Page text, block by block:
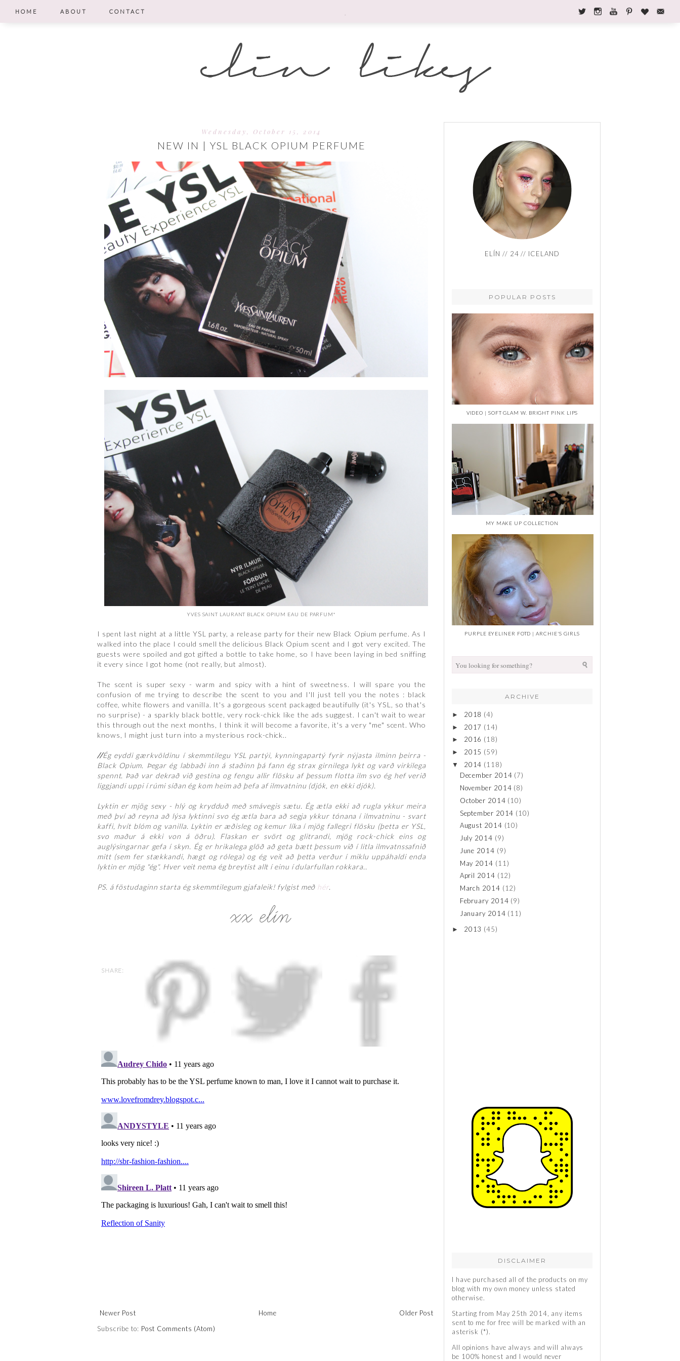
HOME ABOUT CONTACT
Wednesday, October 15, 2014
NEW IN | YSL BLACK OPIUM PERFUME
YVES SAINT LAURANT BLACK OPIUM EAU DE PARFUM*
I spent last night at a little YSL party, a release party for their new Black Opium perfume. As I
walked into the place I could smell the delicious Black Opium scent and I got very excited. The
guests were spoiled and got gifted a bottle to take home, so I have been laying in bed sniffing
it every since I got home (not really, but almost).
The scent is super sexy - warm and spicy with a hint of sweetness. I will spare you the
confusion of me trying to describe the scent to you and I'll just tell you the notes : black
coffee, white flowers and vanilla. It's a gorgeous scent packaged beautifully (it's YSL, so that's
no surprise) - a sparkly black bottle, very rock-chick like the ads suggest. I can't wait to wear
this through out the next months, I think it will become a favorite, it's a very "me" scent. Who
knows, I might just turn into a mysterious rock-chick..
//Ég eyddi gærkvöldinu í skemmtilegu YSL partýi, kynningapartý fyrir nýjasta ilminn þeirra -
Black Opium. Þegar ég labbaði inn á staðinn þá fann ég strax girnilega lykt og varð virkilega
spennt. Það var dekrað við gestina og fengu allir flösku af þessum flotta ilm svo ég hef verið
liggjandi uppi í rúmi síðan ég kom heim að þefa af ilmvatninu (djók, en ekki djók).
Lyktin er mjög sexy - hlý og krydduð með smávegis sætu. Ég ætla ekki að rugla ykkur meira
með því að reyna að lýsa lyktinni svo ég ætla bara að segja ykkur tónana í ilmvatninu - svart
kaffi, hvít blóm og vanilla. Lyktin er æðisleg og kemur líka í mjög fallegri flösku (þetta er YSL,
svo maður á ekki von á öðru). Flaskan er svört og glitrandi, mjög rock-chick eins og
auglýsingarnar gefa í skyn. Ég er hrikalega glöð að geta bætt þessum við í litla ilmvatnssafnið
mitt (sem fer stækkandi, hægt og rólega) og ég veit að þetta verður í miklu uppáhaldi enda
lyktin er mjög "ég". Hver veit nema ég breytist allt í einu í dularfullan rokkara..
PS. á föstudaginn starta ég skemmtilegum gjafaleik! fylgist með hér.
SHARE:
Newer Post Older Post
Home
Subscribe to: Post Comments (Atom)
ELÍN // 24 // ICELAND
POPULAR POSTS
VIDEO | SOFT GLAM W. BRIGHT PINK LIPS
MY MAKE UP COLLECTION
PURPLE EYELINER FOTD | ARCHIE'S GIRLS
ARCHIVE
► 2018 (4)
► 2017 (14)
► 2016 (18)
► 2015 (59)
▼ 2014 (118)
December 2014 (7)
November 2014 (8)
October 2014 (10)
September 2014 (10)
August 2014 (10)
July 2014 (9)
June 2014 (9)
May 2014 (11)
April 2014 (12)
March 2014 (12)
February 2014 (9)
January 2014 (11)
► 2013 (45)
DISCLAIMER
I have purchased all of the products on my
blog with my own money unless stated
otherwise.
Starting from May 25th 2014, any items
sent to me for free will be marked with an
asterisk (*).
All opinions have always and will always
be 100% honest and I would never